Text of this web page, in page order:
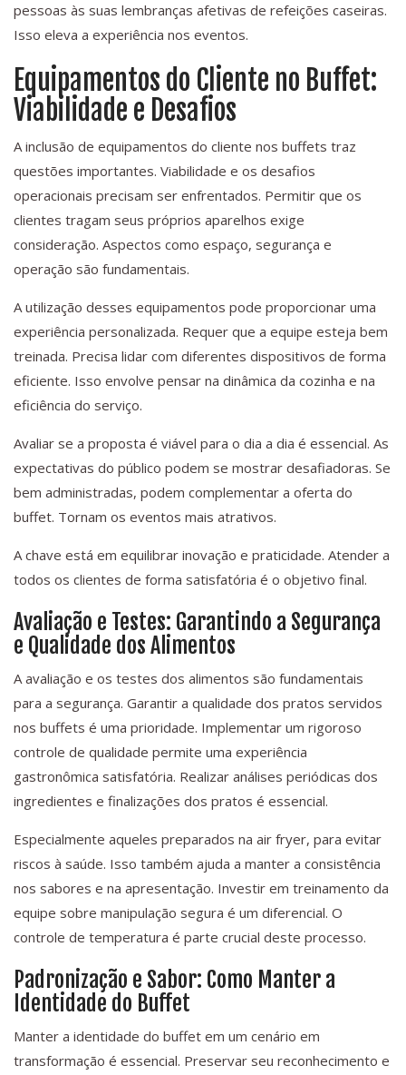
pessoas às suas lembranças afetivas de refeições caseiras.
Isso eleva a experiência nos eventos.
Equipamentos do Cliente no Buffet:
Viabilidade e Desafios
A inclusão de equipamentos do cliente nos buffets traz
questões importantes. Viabilidade e os desafios
operacionais precisam ser enfrentados. Permitir que os
clientes tragam seus próprios aparelhos exige
consideração. Aspectos como espaço, segurança e
operação são fundamentais.
A utilização desses equipamentos pode proporcionar uma
experiência personalizada. Requer que a equipe esteja bem
treinada. Precisa lidar com diferentes dispositivos de forma
eficiente. Isso envolve pensar na dinâmica da cozinha e na
eficiência do serviço.
Avaliar se a proposta é viável para o dia a dia é essencial. As
expectativas do público podem se mostrar desafiadoras. Se
bem administradas, podem complementar a oferta do
buffet. Tornam os eventos mais atrativos.
A chave está em equilibrar inovação e praticidade. Atender a
todos os clientes de forma satisfatória é o objetivo final.
Avaliação e Testes: Garantindo a Segurança
e Qualidade dos Alimentos
A avaliação e os testes dos alimentos são fundamentais
para a segurança. Garantir a qualidade dos pratos servidos
nos buffets é uma prioridade. Implementar um rigoroso
controle de qualidade permite uma experiência
gastronômica satisfatória. Realizar análises periódicas dos
ingredientes e finalizações dos pratos é essencial.
Especialmente aqueles preparados na air fryer, para evitar
riscos à saúde. Isso também ajuda a manter a consistência
nos sabores e na apresentação. Investir em treinamento da
equipe sobre manipulação segura é um diferencial. O
controle de temperatura é parte crucial deste processo.
Padronização e Sabor: Como Manter a
Identidade do Buffet
Manter a identidade do buffet em um cenário em
transformação é essencial. Preservar seu reconhecimento e